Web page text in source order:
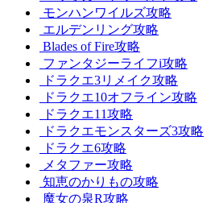
モンハンワイルズ攻略
エルデンリング攻略
Blades of Fire攻略
ファンタジーライフi攻略
ドラクエ3リメイク攻略
ドラクエ10オフライン攻略
ドラクエ11攻略
ドラクエモンスターズ3攻略
ドラクエ6攻略
メタファー攻略
知恵のかりもの攻略
魔女の泉R攻略